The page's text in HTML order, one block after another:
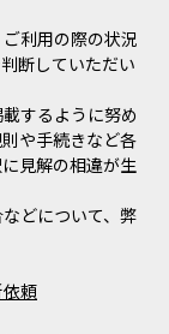
利用の際の状況
断していただい
するように努め
や手続きなど各
見解の相違が生
どについて、弊
頼